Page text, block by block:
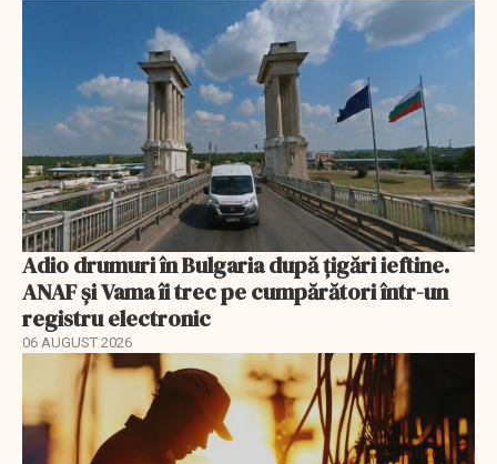
Adio drumuri în Bulgaria după țigări ieftine.
ANAF și Vama îi trec pe cumpărători într-un
registru electronic
06 AUGUST 2026